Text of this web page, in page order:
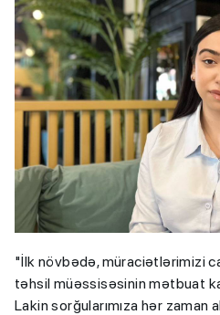
"İlk növbədə, müraciətlərimizi
təhsil müəssisəsinin mətbuat
Lakin sorğularımıza hər